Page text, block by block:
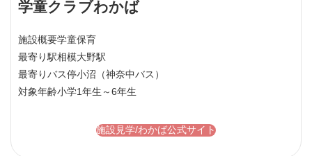
学童クラブわかば
施設概要学童保育
最寄り駅相模大野駅
最寄りバス停小沼（神奈中バス）
対象年齢小学1年生～6年生
施設見学/わかば公式サイト